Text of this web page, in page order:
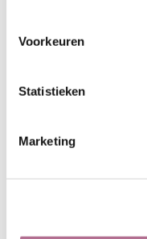
Voorkeuren
Statistieken
Marketing